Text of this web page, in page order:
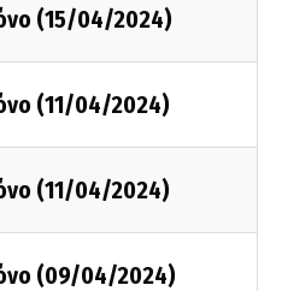
(15/04/2024)
(11/04/2024)
(11/04/2024)
(09/04/2024)